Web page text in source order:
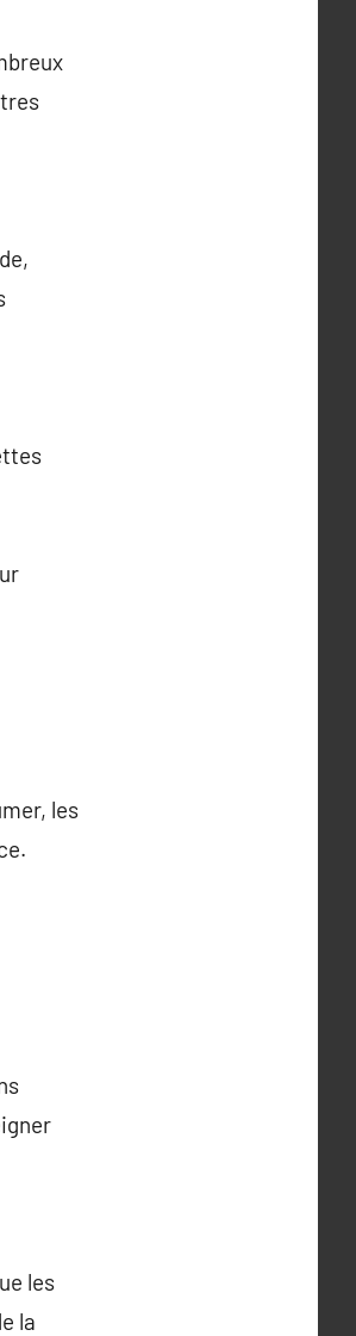
les
les
la